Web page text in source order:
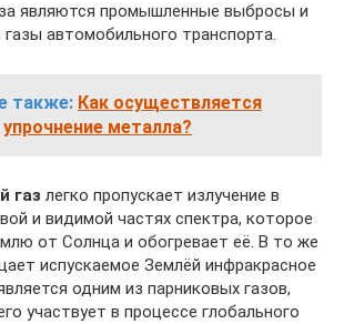
являются промышленные выбросы и
автомобильного транспорта.
также: Как осуществляется
упрочнение металла?
газ легко пропускает излучение в
и видимой частях спектра, которое
от Солнца и обогревает её. В то же
испускаемое Землёй инфракрасное
одним из парниковых газов,
участвует в процессе глобального